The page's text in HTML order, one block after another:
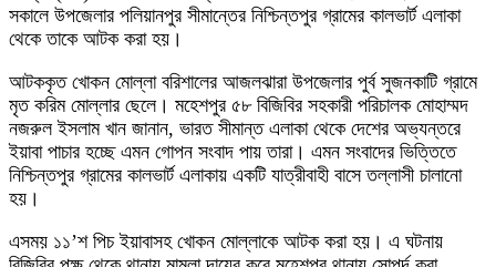
সকালে উপজেলার পলিয়ানপুর সীমান্তের নিশ্চিন্তপুর গ্রামের কালভার্ট এলাকা
থেকে তাকে আটক করা হয়।
আটককৃত খোকন মোল্লা বরিশালের আজলঝারা উপজেলার পুর্ব সুজনকাটি গ্রামে
মৃত করিম মোল্লার ছেলে। মহেশপুর ৫৮ বিজিবির সহকারী পরিচালক মোহাম্মদ
নজরুল ইসলাম খান জানান, ভারত সীমান্ত এলাকা থেকে দেশের অভ্যন্তরে
ইয়াবা পাচার হচ্ছে এমন গোপন সংবাদ পায় তারা। এমন সংবাদের ভিত্তিতে
নিশ্চিন্তপুর গ্রামের কালভার্ট এলাকায় একটি যাত্রীবাহী বাসে তল্লাসী চালানো
হয়।
এসময় ১১’শ পিচ ইয়াবাসহ খোকন মোল্লাকে আটক করা হয়। এ ঘটনায়